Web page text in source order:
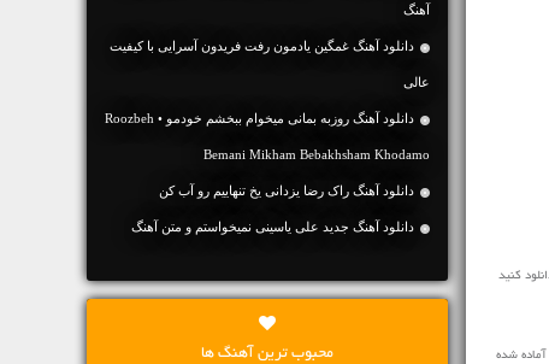
شده
آهنگ
دانلود آهنگ غمگین یادمون رفت فریدون آسرایی با کیفیت
عالی
دانلود آهنگ روزبه بمانی میخوام ببخشم خودمو • Roozbeh
Bemani Mikham Bebakhsham Khodamo
دانلود آهنگ راک رضا یزدانی یخ تنهاییم رو آب کن
دانلود آهنگ جديد علی یاسینی نمیخواستم و متن آهنگ
محبوب ترین آهنگ ها